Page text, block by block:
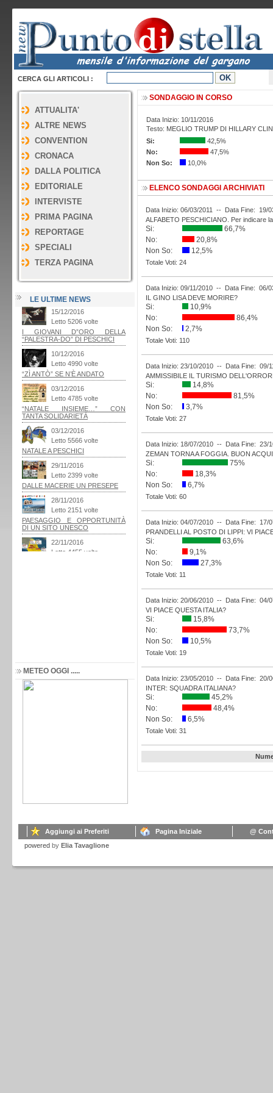
CERCA GLI ARTICOLI :
ATTUALITA'
ALTRE NEWS
CONVENTION
CRONACA
DALLA POLITICA
EDITORIALE
INTERVISTE
PRIMA PAGINA
REPORTAGE
SPECIALI
TERZA PAGINA
LE ULTIME NEWS
METEO OGGI .....
SONDAGGIO IN CORSO
Data Inizio: 10/11/2016
Testo: MEGLIO TRUMP DI HILLARY
Si:
42,5%
No:
47,5%
Non So:
10,0%
ELENCO SONDAGGI ARCHIVIATI
Data Inizio: 06/03/2011 -- Data Fine: 19/
ALFABETO PESCHICIANO. Per indicare
Si:
66,7%
No:
20,8%
Non So:
12,5%
Totale Voti: 24
Data Inizio: 09/11/2010 -- Data Fine: 06/
IL GINO LISA DEVE MORIRE?
Si:
10,9%
No:
86,4%
Non So:
2,7%
Totale Voti: 110
Data Inizio: 23/10/2010 -- Data Fine: 09/
AMMISSIBILE IL TURISMO
Si:
14,8%
No:
81,5%
Non So:
3,7%
Totale Voti: 27
Data Inizio: 18/07/2010 -- Data Fine: 23/
ZEMAN TORNA A FOGGIA. BUON
Si:
75%
No:
18,3%
Non So:
6,7%
Totale Voti: 60
Data Inizio: 04/07/2010 -- Data Fine: 17/
PRANDELLI AL POSTO DI LIPPI: VI
Si:
63,6%
No:
9,1%
Non So:
27,3%
Totale Voti: 11
Data Inizio: 20/06/2010 -- Data Fine: 04/
VI PIACE QUESTA ITALIA?
Si:
15,8%
No:
73,7%
Non So:
10,5%
Totale Voti: 19
Data Inizio: 23/05/2010 -- Data Fine: 20/
INTER: SQUADRA ITALIANA?
Si:
45,2%
No:
48,4%
Non So:
6,5%
Totale Voti: 31
Aggiungi ai Preferiti Pagina Iniziale
@
powered by Elia Tavaglione